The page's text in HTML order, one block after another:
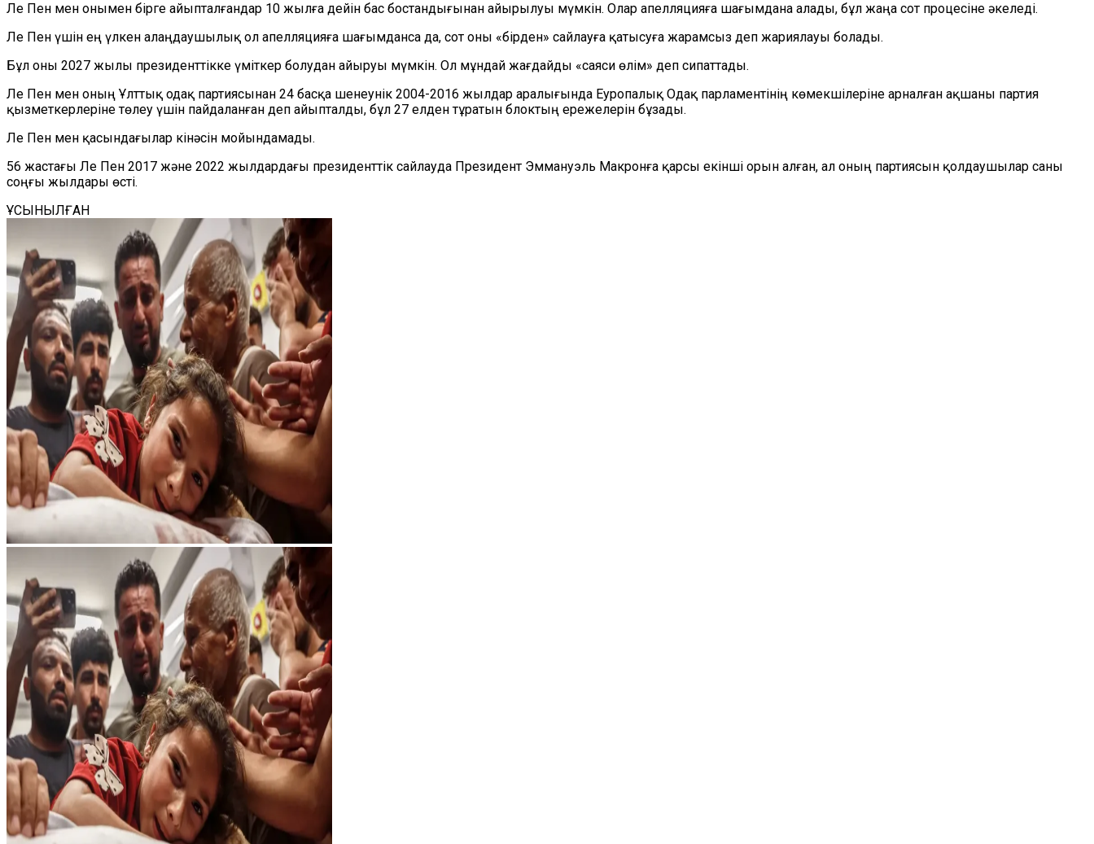
Ле Пен мен онымен бірге айыпталғандар 10 жылға дейін бас бостандығынан айырылуы мүмкін. Олар апелляцияға шағымдана алады, бұл жаңа сот процесіне әкеледі.
Ле Пен үшін ең үлкен алаңдаушылық ол апелляцияға шағымданса да, сот оны «бірден» сайлауға қатысуға жарамсыз деп жариялауы болады.
Бұл оны 2027 жылы президенттікке үміткер болудан айыруы мүмкін. Ол мұндай жағдайды «саяси өлім» деп сипаттады.
Ле Пен мен оның Ұлттық одақ партиясынан 24 басқа шенеунік 2004-2016 жылдар аралығында Еуропалық Одақ парламентінің көмекшілеріне арналған ақшаны партия
қызметкерлеріне төлеу үшін пайдаланған деп айыпталды, бұл 27 елден тұратын блоктың ережелерін бұзады.
Ле Пен мен қасындағылар кінәсін мойындамады.
56 жастағы Ле Пен 2017 және 2022 жылдардағы президенттік сайлауда Президент Эммануэль Макронға қарсы екінші орын алған, ал оның партиясын қолдаушылар саны
соңғы жылдары өсті.
ҰСЫНЫЛҒАН